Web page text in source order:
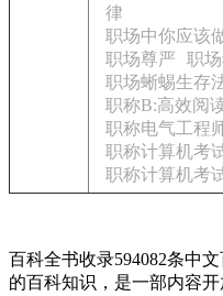
律
职场中你应该
职场尊严
职
职场蜥蜴生存
职称B:高效阅
职称电气工程
职称计算机考
职称计算机考
百科全书收录594082条中
的百科知识，是一部内容